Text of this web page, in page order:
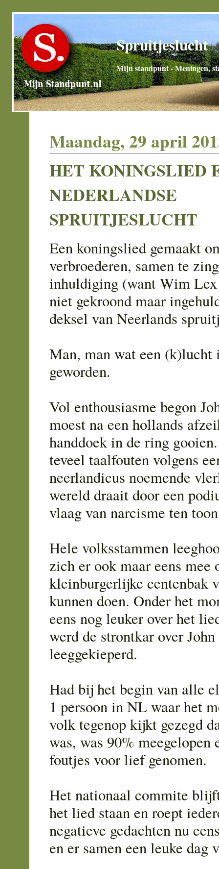
Spruitjeslucht
Mijn standpunt - Meningen,
Maandag, 29 april
HET KONINGSLIED
NEDERLANDSE
SPRUITJESLUCHT
Een koningslied gemaakt
verbroederen, samen te
inhuldiging (want Wim
niet gekroond maar
deksel van Neerlands
Man, man wat een (k)lucht
geworden.
Vol enthousiasme begon
moest na een hollands
handdoek in de ring
teveel taalfouten volgens
neerlandicus noemende
wereld draait door een
vlaag van narcisme ten
Hele volksstammen
zich er ook maar eens mee
kleinburgerlijke centenbak
kunnen doen. Onder het
eens nog leuker over het
werd de strontkar over
leeggekieperd.
Had bij het begin van alle
1 persoon in NL waar het
volk tegenop kijkt gezegd
was, was 90% meegelopen
foutjes voor lief genomen.
Het nationaal commite
het lied staan en roept
negatieve gedachten nu
en er samen een leuke dag